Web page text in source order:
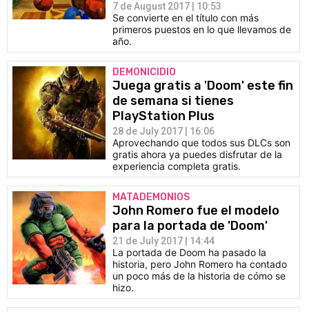
7 de August 2017 | 10:53
Se convierte en el título con más
primeros puestos en lo que llevamos de
año.
DEMONICIDIO
Juega gratis a 'Doom' este fin
de semana si tienes
PlayStation Plus
28 de July 2017 | 16:06
Aprovechando que todos sus DLCs son
gratis ahora ya puedes disfrutar de la
experiencia completa gratis.
MATADEMONIOS
John Romero fue el modelo
para la portada de 'Doom'
21 de July 2017 | 14:44
La portada de Doom ha pasado la
historia, pero John Romero ha contado
un poco más de la historia de cómo se
hizo.